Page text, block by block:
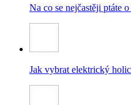
Na co se nejčastěji ptáte
Jak vybrat elektrický